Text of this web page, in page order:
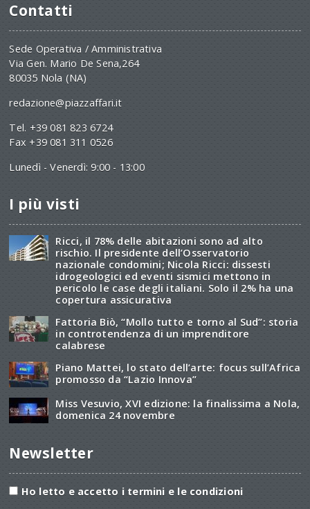
Contatti
Sede Operativa / Amministrativa
Via Gen. Mario De Sena,264
80035 Nola (NA)
redazione@piazzaffari.it
Tel. +39 081 823 6724
Fax +39 081 311 0526
Lunedì - Venerdì: 9:00 - 13:00
I più visti
Ricci, il 78% delle abitazioni sono ad alto
rischio. Il presidente dell’Osservatorio
nazionale condomini; Nicola Ricci: dissesti
idrogeologici ed eventi sismici mettono in
pericolo le case degli italiani. Solo il 2% ha una
copertura assicurativa
Fattoria Biò, “Mollo tutto e torno al Sud”: storia
in controtendenza di un imprenditore
calabrese
Piano Mattei, lo stato dell’arte: focus sull’Africa
promosso da “Lazio Innova”
Miss Vesuvio, XVI edizione: la finalissima a Nola,
domenica 24 novembre
Newsletter
Ho letto e accetto i termini e le condizioni